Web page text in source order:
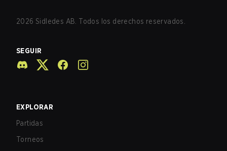
2026 Sidledes AB. Todos los derechos reservados.
SEGUIR
EXPLORAR
Partidas
Torneos